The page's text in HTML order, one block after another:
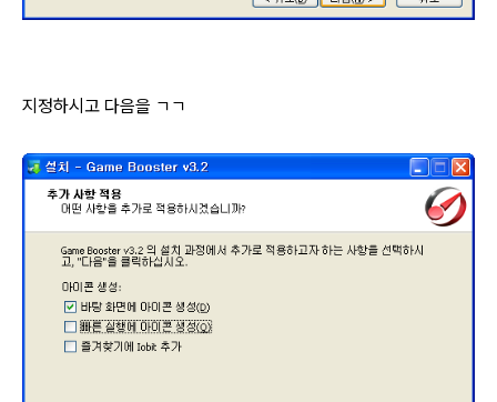
지정하시고 다음을 ㄱㄱ